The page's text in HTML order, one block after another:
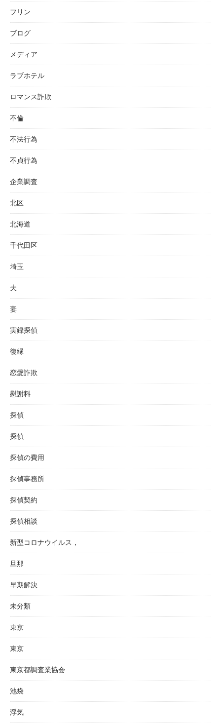
フリン
ブログ
メディア
ラブホテル
ロマンス詐欺
不倫
不法行為
不貞行為
企業調査
北区
北海道
千代田区
埼玉
夫
妻
実録探偵
復縁
恋愛詐欺
慰謝料
探偵
探偵
探偵の費用
探偵事務所
探偵契約
探偵相談
新型コロナウイルス，
旦那
早期解決
未分類
東京
東京
東京都調査業協会
池袋
浮気